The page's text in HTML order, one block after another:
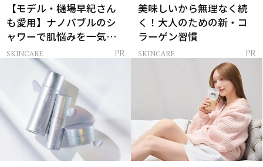
【モデル・樋場早紀さん
も愛用】ナノバブルのシ
ャワーで肌悩みを一気に
解決
SKINCARE PR
美味しいから無理なく続
く！大人のための新・コ
ラーゲン習慣
SKINCARE PR